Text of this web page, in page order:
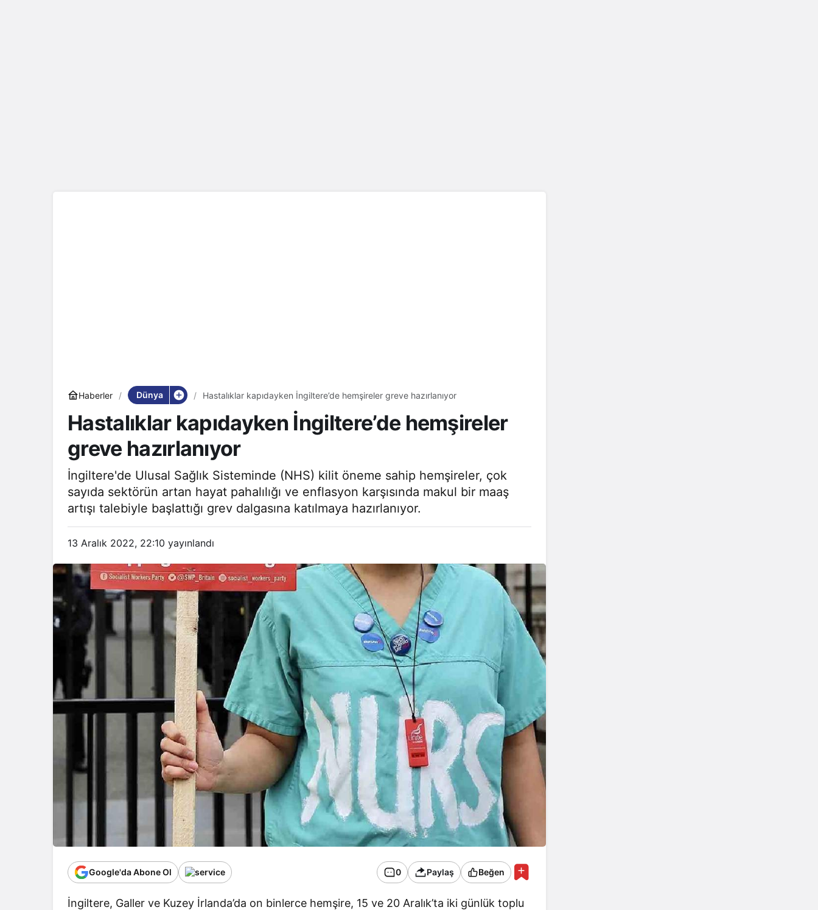
Haberler Dünya Hastalıklar kapıdayken İngiltere’de hemşireler greve hazırlanıyor
Hastalıklar kapıdayken İngiltere’de hemşireler
greve hazırlanıyor
İngiltere'de Ulusal Sağlık Sisteminde (NHS) kilit öneme sahip hemşireler, çok
sayıda sektörün artan hayat pahalılığı ve enflasyon karşısında makul bir maaş
artışı talebiyle başlattığı grev dalgasına katılmaya hazırlanıyor.
13 Aralık 2022, 22:10 yayınlandı
Google'da Abone Ol 0 Paylaş Beğen
İngiltere, Galler ve Kuzey İrlanda’da on binlerce hemşire, 15 ve 20 Aralık’ta iki günlük toplu